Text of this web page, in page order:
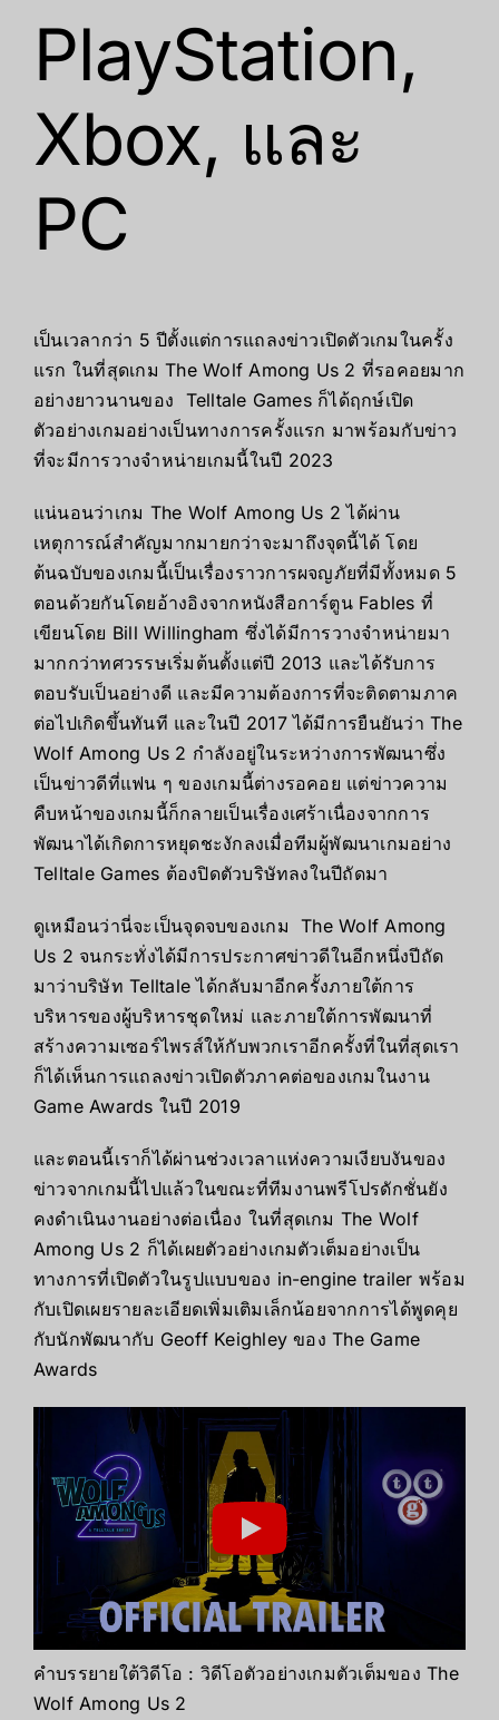
PlayStation,
Xbox, และ
PC
เป็นเวลากว่า 5 ปีตั้งแต่การแถลงข่าวเปิดตัวเกมในครั้ง
แรก ในที่สุดเกม The Wolf Among Us 2 ที่รอคอยมาก
อย่างยาวนานของ Telltale Games ก็ได้ฤกษ์เปิด
ตัวอย่างเกมอย่างเป็นทางการครั้งแรก มาพร้อมกับข่าว
ที่จะมีการวางจำหน่ายเกมนี้ในปี 2023
แน่นอนว่าเกม The Wolf Among Us 2 ได้ผ่าน
เหตุการณ์สำคัญมากมายกว่าจะมาถึงจุดนี้ได้ โดย
ต้นฉบับของเกมนี้เป็นเรื่องราวการผจญภัยที่มีทั้งหมด 5
ตอนด้วยกันโดยอ้างอิงจากหนังสือการ์ตูน Fables ที่
เขียนโดย Bill Willingham ซึ่งได้มีการวางจำหน่ายมา
มากกว่าทศวรรษเริ่มต้นตั้งแต่ปี 2013 และได้รับการ
ตอบรับเป็นอย่างดี และมีความต้องการที่จะติดตามภาค
ต่อไปเกิดขึ้นทันที และในปี 2017 ได้มีการยืนยันว่าThe
Wolf Among Us 2 กำลังอยู่ในระหว่างการพัฒนาซึ่ง
เป็นข่าวดีที่แฟน ๆ ของเกมนี้ต่างรอคอย แต่ข่าวความ
คืบหน้าของเกมนี้ก็กลายเป็นเรื่องเศร้าเนื่องจากการ
พัฒนาได้เกิดการหยุดชะงักลงเมื่อทีมผู้พัฒนาเกมอย่าง
Telltale Games ต้องปิดตัวบริษัทลงในปีถัดมา
ดูเหมือนว่านี่จะเป็นจุดจบของเกมThe Wolf Among
Us 2 จนกระทั่งได้มีการประกาศข่าวดีในอีกหนึ่งปีถัด
มาว่าบริษัทTelltaleได้กลับมาอีกครั้งภายใต้การ
บริหารของผู้บริหารชุดใหม่ และภายใต้การพัฒนาที่
สร้างความเซอร์ไพรส์ให้กับพวกเราอีกครั้งที่ในที่สุดเรา
ก็ได้เห็นการแถลงข่าวเปิดตัวภาคต่อของเกมในงาน
Game Awards ในปี 2019
และตอนนี้เราก็ได้ผ่านช่วงเวลาแห่งความเงียบงันของ
ข่าวจากเกมนี้ไปแล้วในขณะที่ทีมงานพรีโปรดักชั่นยัง
คงดำเนินงานอย่างต่อเนื่อง ในที่สุดเกม The Wolf
Among Us 2 ก็ได้เผยตัวอย่างเกมตัวเต็มอย่างเป็น
ทางการที่เปิดตัวในรูปแบบของ in-engine trailer พร้อม
กับเปิดเผยรายละเอียดเพิ่มเติมเล็กน้อยจากการได้พูดคุย
กับนักพัฒนากับ Geoff KeighleyของThe Game
Awards
คำบรรยายใต้วิดีโอ : วิดีโอตัวอย่างเกมตัวเต็มของThe
Wolf Among Us 2